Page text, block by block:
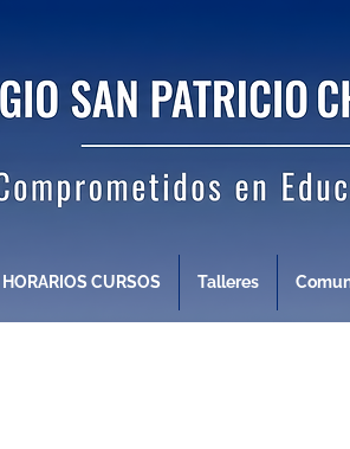
HORARIOS CURSOS Talleres